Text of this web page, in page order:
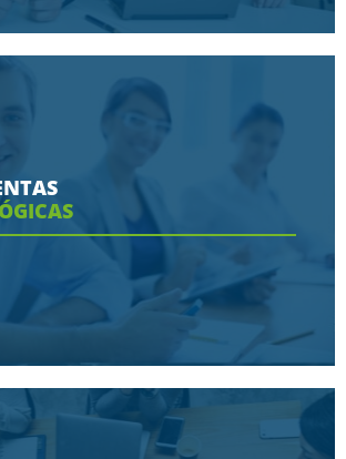
las razones porque nos eligen
Ver más